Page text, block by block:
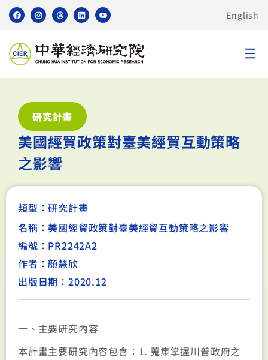
English
研究計畫
美國經貿政策對臺美經貿互動策略
之影響
類型：研究計畫
名稱：美國經貿政策對臺美經貿互動策略之影響
編號：PR2242A2
作者：顏慧欣
出版日期：2020.12
一、主要研究內容
本計畫主要研究內容包含：1. 蒐集掌握川普政府之